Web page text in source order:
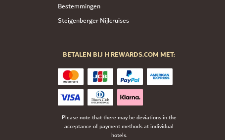
Bestemmingen
Steigenberger Nijlcruises
BETALEN BIJ H REWARDS.COM MET:
Please note that there may be deviations in the
acceptance of payment methods at individual
hotels.